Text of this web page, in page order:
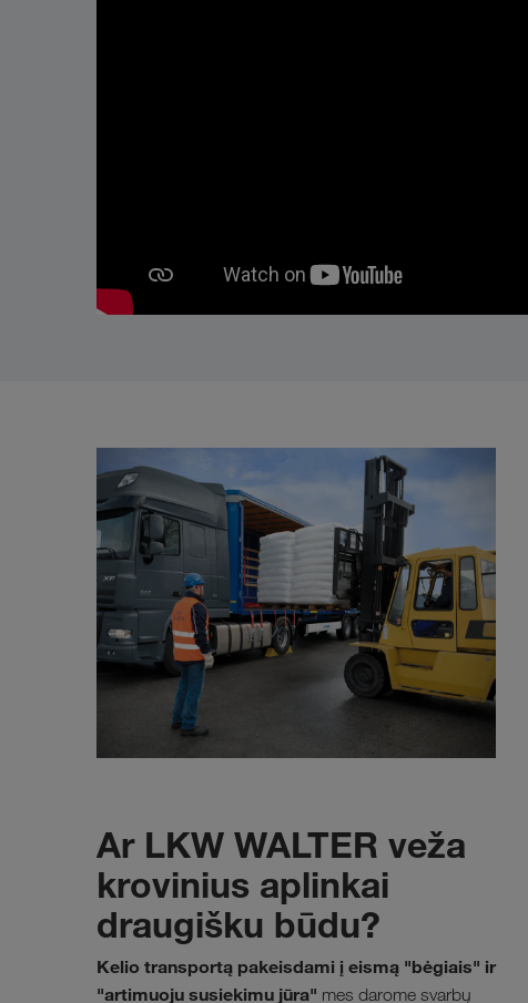
Ar LKW WALTER veža
krovinius aplinkai
draugišku būdu?
Kelio transportą pakeisdami į eismą "bėgiais" ir
"artimuoju susiekimu jūra" mes darome svarbų